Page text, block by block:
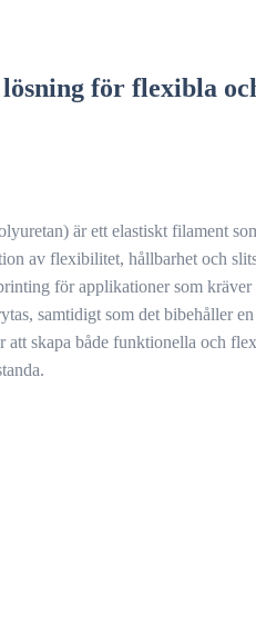
för flexibla
är ett elastiskt filament
av flexibilitet, hållbarhet och
för applikationer som kräver
samtidigt som det bibehåller
att skapa både funktionella och